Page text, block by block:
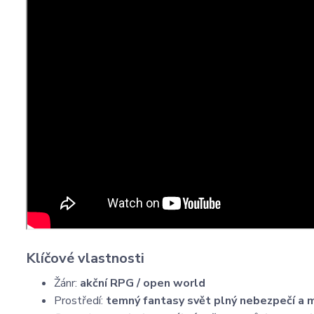
Klíčové vlastnosti
Žánr: akční RPG / open world
Prostředí: temný fantasy svět plný nebezpečí a